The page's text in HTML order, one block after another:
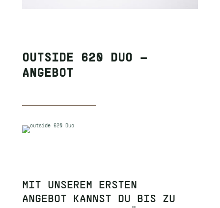
OUTSIDE 620 DUO –
ANGEBOT
MIT UNSEREM ERSTEN
ANGEBOT KANNST DU BIS ZU